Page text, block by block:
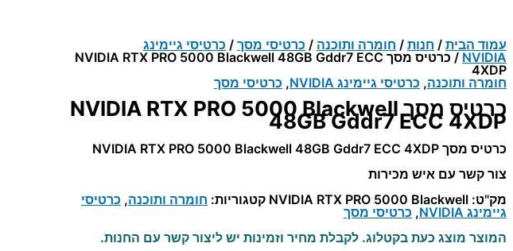
עמוד הבית / חנות / חומרה ותוכנה / כרטיסי מסך / כרטיסי גיימינג
NVIDIA
/ כרטיס מסך NVIDIA RTX PRO 5000 Blackwell 48GB Gddr7 ECC
4XDP
חומרה ותוכנה, כרטיסי גיימינג NVIDIA , כרטיסי מסך
כרטיס מסך NVIDIA RTX PRO 5000 Blackwell
48GB Gddr7 ECC 4XDP
כרטיס מסך NVIDIA RTX PRO 5000 Blackwell 48GB Gddr7 ECC 4XDP
צור קשר עם איש מכירות
מק"ט: NVIDIA RTX PRO 5000 Blackwell קטגוריות: חומרה ותוכנה, כרטיסי
גיימינג NVIDIA
, כרטיסי מסך
המוצר מוצג כעת בקטלוג. לקבלת מחיר וזמינות יש ליצור קשר עם החנות.